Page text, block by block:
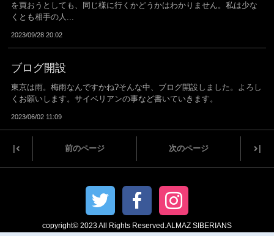
を買おうとしても、同じ様に行くかどうかはわかりません。私は少な
くとも相手の人...
2023/09/28 20:02
ブログ開設
東京は雨。梅雨なんですかね?そんな中、ブログ開設しました。よろし
くお願いします。サイベリアンの事など書いていきます。
2023/06/02 11:09
| 前のページ 次のページ |
copyright© 2023 All Rights Reserved.ALMAZ SIBERIANS